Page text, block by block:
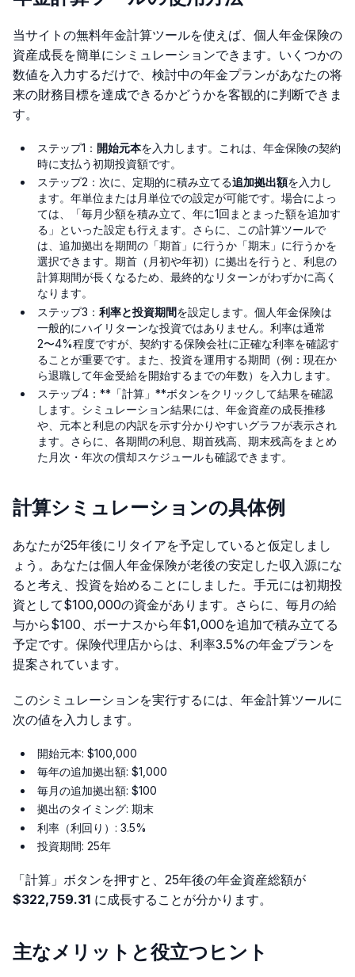
当サイトの無料年金計算ツールを使えば、個人年金保険の
資産成長を簡単にシミュレーションできます。いくつかの
数値を入力するだけで、検討中の年金プランがあなたの将
来の財務目標を達成できるかどうかを客観的に判断できま
す。
ステップ1： 開始元本を入力します。これは、年金保険の契約
時に支払う初期投資額です。
ステップ2：次に、定期的に積み立てる追加拠出額を入力し
ます。年単位または月単位での設定が可能です。場合によっ
ては、「毎月少額を積み立て、年に1回まとまった額を追加す
る」といった設定も行えます。さらに、この計算ツールで
は、追加拠出を期間の「期首」に行うか「期末」に行うかを
選択できます。期首（月初や年初）に拠出を行うと、利息の
計算期間が長くなるため、最終的なリターンがわずかに高く
なります。
ステップ3：利率と投資期間を設定します。個人年金保険は
一般的にハイリターンな投資ではありません。利率は通常
2〜4%程度ですが、契約する保険会社に正確な利率を確認す
ることが重要です。また、投資を運用する期間（例：現在か
ら退職して年金受給を開始するまでの年数）を入力します。
ステップ4：**「計算」**ボタンをクリックして結果を確認
します。シミュレーション結果には、年金資産の成長推移
や、元本と利息の内訳を示す分かりやすいグラフが表示され
ます。さらに、各期間の利息、期首残高、期末残高をまとめ
た月次・年次の償却スケジュールも確認できます。
計算シミュレーションの具体例
あなたが25年後にリタイアを予定していると仮定しまし
ょう。あなたは個人年金保険が老後の安定した収入源にな
ると考え、投資を始めることにしました。手元には初期投
資として$100,000の資金があります。さらに、毎月の給
与から$100、ボーナスから年$1,000を追加で積み立てる
予定です。保険代理店からは、利率3.5%の年金プランを
提案されています。
このシミュレーションを実行するには、年金計算ツールに
次の値を入力します。
開始元本: $100,000
毎年の追加拠出額: $1,000
毎月の追加拠出額: $100
拠出のタイミング: 期末
利率（利回り）: 3.5%
投資期間: 25年
「計算」ボタンを押すと、25年後の年金資産総額が
$322,759.31 に成長することが分かります。
主なメリットと役立つヒント